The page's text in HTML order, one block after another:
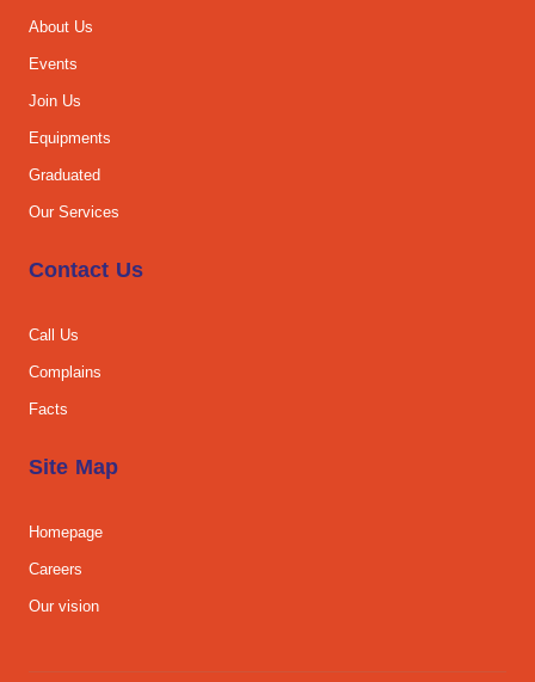
About Us
Events
Join Us
Equipments
Graduated
Our Services
Contact Us
Call Us
Complains
Facts
Site Map
Homepage
Careers
Our vision